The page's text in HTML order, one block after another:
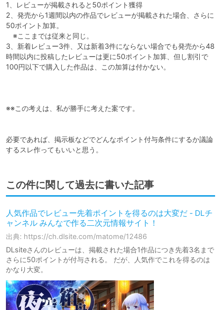
1、レビューが掲載されると50ポイント獲得
2、発売から1週間以内の作品でレビューが掲載された場合、さらに
50ポイント加算。
※ここまでは従来と同じ。
3、新着レビュー3件、又は新着3件にならない場合でも発売から48
時間以内に投稿したレビューは更に50ポイント加算、但し割引で
100円以下で購入した作品は、この加算は付かない。
※※この考えは、私が勝手に考えた案です。
必要であれば、掲示板などでどんなポイント付与条件にするか議論
するスレ作ってもいいと思う。
この件に関して過去に書いた記事
人気作品でレビュー先着ポイントを得るのは大変だ - DLチ
ャンネル みんなで作る二次元情報サイト！
出典: https://ch.dlsite.com/matome/12486
DLsiteさんのレビューは、掲載された場合1作品につき先着3名まで
さらに50ポイントが付与される。 だが、人気作でこれを得るのは
かなり大変。